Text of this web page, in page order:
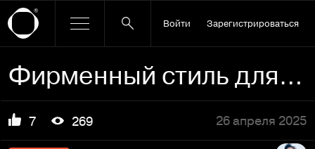
Войти Зарегистрироваться
Фирменный стиль для кофейни «My Place Soho»
7 269 26 апреля 2025